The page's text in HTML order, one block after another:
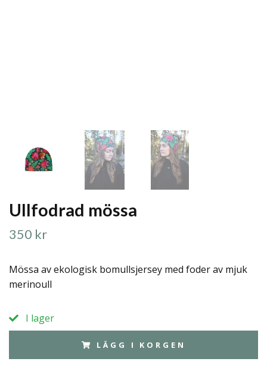
Ullfodrad mössa
350 kr
Mössa av ekologisk bomullsjersey med foder av mjuk
merinoull
I lager
LÄGG I KORGEN